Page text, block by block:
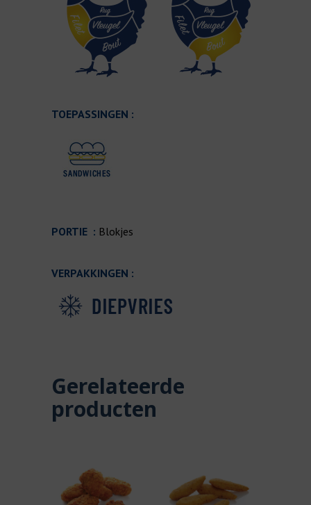
TOEPASSINGEN :
PORTIE : Blokjes
VERPAKKINGEN :
Gerelateerde
producten